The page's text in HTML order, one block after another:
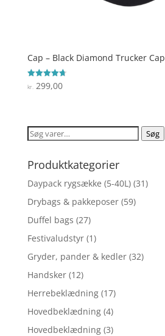
Cap – Black Diamond Trucker Cap
Vurderet
4.7
kr. 299,00
Søg
Søg
Produktkategorier
Daypack rygsække (5-40L) (31)
Drybags & pakkeposer (59)
Duffel bags (27)
Festivaludstyr (1)
Gryder, pander & kedler (32)
Handsker (12)
Herrebeklædning (17)
Hovedbeklædning (4)
Hovedbeklædning (3)